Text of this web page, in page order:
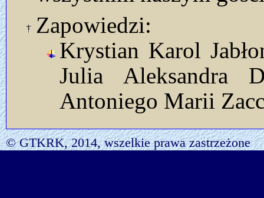
Zapowiedzi:
Krystian Karol
Julia Aleksandra
Antoniego Marii
© GTKRK, 2014, wszelkie prawa zastrzeżone